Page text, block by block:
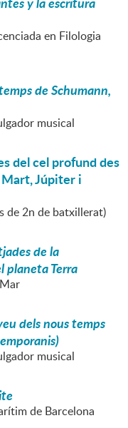
en Filologia
de Schumann,
musical
del cel profund des
Júpiter i
de 2n de batxillerat)
de la
planeta Terra
dels nous temps
musical
de Barcelona